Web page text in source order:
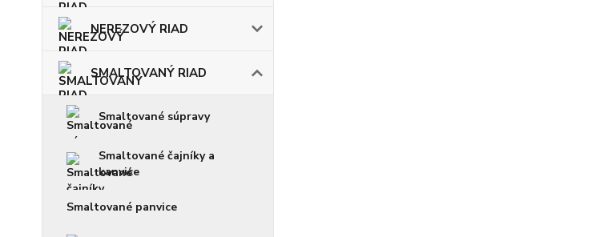
NEREZOVÝ RIAD
SMALTOVANÝ RIAD
Smaltované súpravy
Smaltované čajníky a
kanvice
Smaltované panvice